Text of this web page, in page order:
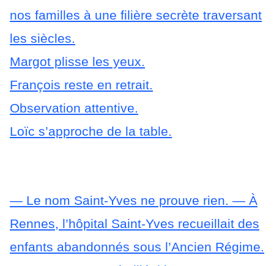
nos familles à une filière secrète traversant
les siècles.
Margot plisse les yeux.
François reste en retrait.
Observation attentive.
Loïc s’approche de la table.
— Le nom Saint-Yves ne prouve rien. — À
Rennes, l’hôpital Saint-Yves recueillait des
enfants abandonnés sous l’Ancien Régime.